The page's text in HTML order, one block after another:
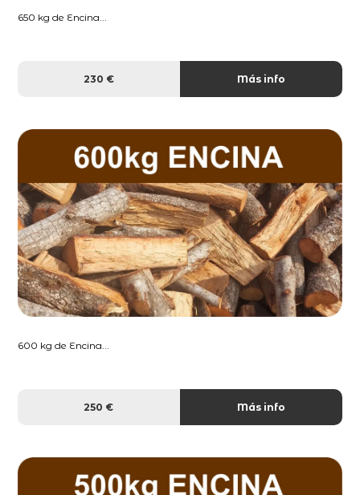
650 kg de Encina...
230 € Más info
600 kg de Encina...
250 € Más info